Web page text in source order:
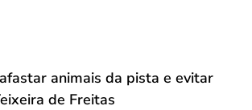
animais da pista e evitar
de Freitas